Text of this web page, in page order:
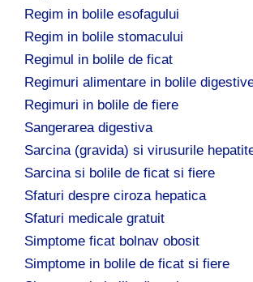
Regim in bolile esofagului
Regim in bolile stomacului
Regimul in bolile de ficat
Regimuri alimentare in bolile
Regimuri in bolile de fiere
Sangerarea digestiva
Sarcina (gravida) si virusurile
Sarcina si bolile de ficat si fiere
Sfaturi despre ciroza hepatica
Sfaturi medicale gratuit
Simptome ficat bolnav obosit
Simptome in bolile de ficat si fiere